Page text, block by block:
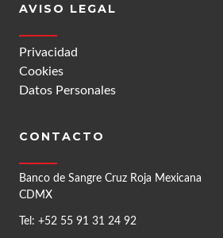
AVISO LEGAL
Privacidad
Cookies
Datos Personales
CONTACTO
Banco de Sangre Cruz Roja Mexicana
CDMX
Tel: +52 55 91 31 24 92